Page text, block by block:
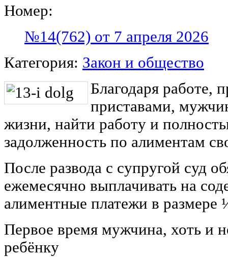
Номер:
№14(762) от 7 апреля 2026
Категория: Закон и общество
Благодаря работе,
приставами,
жизни, найти работу и
задолженность по алиментам
После развода с супругой суд
ежемесячно выплачивать на
алиментные платежи в размере
Первое время мужчина, хоть и
ребёнку